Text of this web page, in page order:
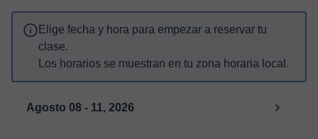
Elige fecha y hora para empezar a reservar tu
clase.
Los horarios se muestran en tu zona horaria local.
Agosto 08 - 11, 2026